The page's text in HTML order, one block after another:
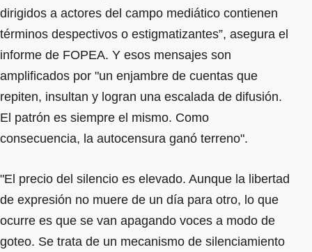
dirigidos a actores del campo mediático contienen
términos despectivos o estigmatizantes”, asegura el
informe de FOPEA. Y esos mensajes son
amplificados por "un enjambre de cuentas que
repiten, insultan y logran una escalada de difusión.
El patrón es siempre el mismo. Como
consecuencia, la autocensura ganó terreno".
"El precio del silencio es elevado. Aunque la libertad
de expresión no muere de un día para otro, lo que
ocurre es que se van apagando voces a modo de
goteo. Se trata de un mecanismo de silenciamiento